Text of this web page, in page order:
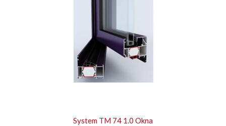
System TM 74 1.0 Okna